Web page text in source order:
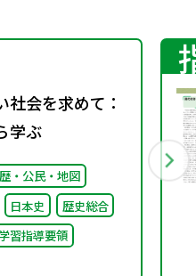
社会を求めて：
学ぶ
・公民・地図
日本史
歴史総合
習指導要領